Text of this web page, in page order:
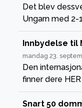
Det blev
Ungarn med
Innbydelse til
mandag 23.
Den
finner dere HER
Snart 50